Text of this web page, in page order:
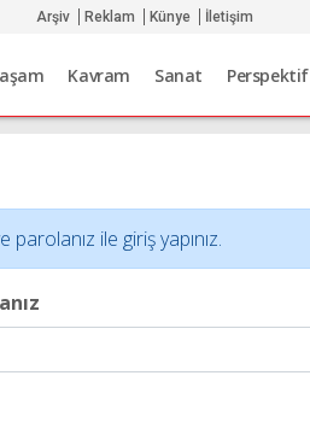
Arşiv Reklam Künye İletişim
Kavram Sanat Perspektif
ile giriş yapınız.